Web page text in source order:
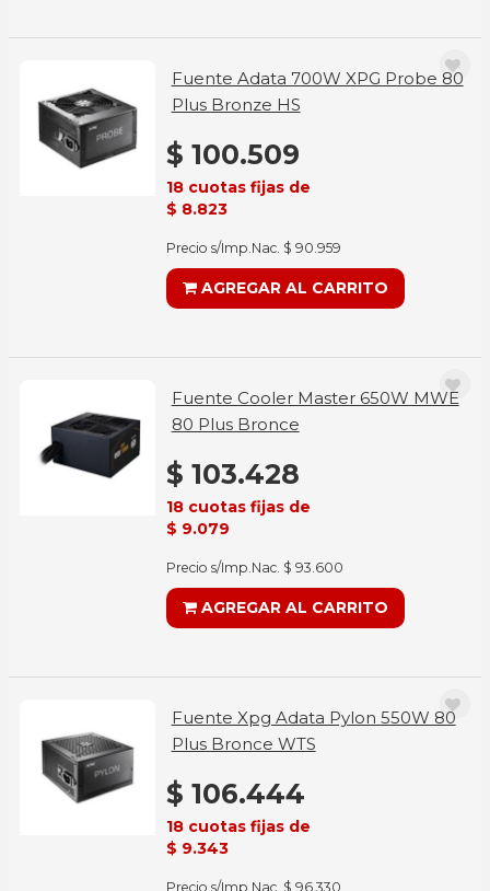
Fuente Adata 700W XPG Probe 80
Plus Bronze HS
$ 100.509
18 cuotas fijas de
$ 8.823
Precio s/Imp.Nac. $ 90.959
AGREGAR AL CARRITO
Fuente Cooler Master 650W MWE
80 Plus Bronce
$ 103.428
18 cuotas fijas de
$ 9.079
Precio s/Imp.Nac. $ 93.600
AGREGAR AL CARRITO
Fuente Xpg Adata Pylon 550W 80
Plus Bronce WTS
$ 106.444
18 cuotas fijas de
$ 9.343
Precio s/Imp.Nac. $ 96.330